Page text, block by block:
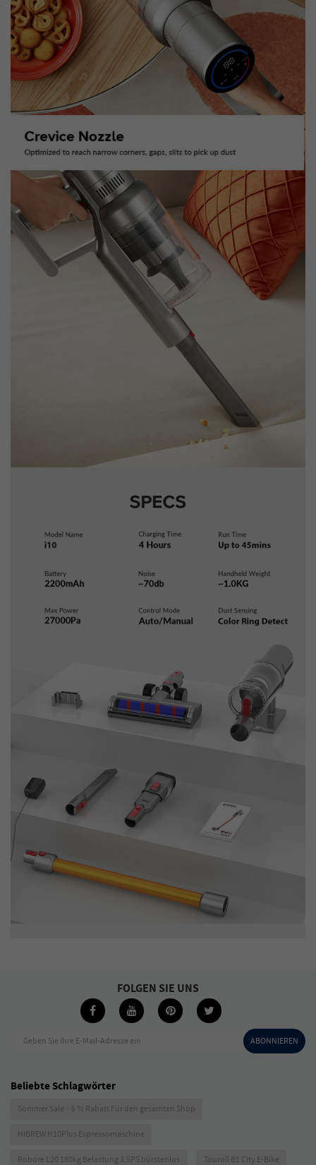
Geben Sie Ihre E-Mail-Adresse ein ABONNIEREN
FOLGEN SIE UNS
Beliebte Schlagwörter
Sommer Sale – 6 % Rabatt Für den gesamten Shop
HIBREW H10Plus Espressomaschine
Robore L20 180kg Belastung 3,5PS bürstenlos Touroll B1 City E-Bike